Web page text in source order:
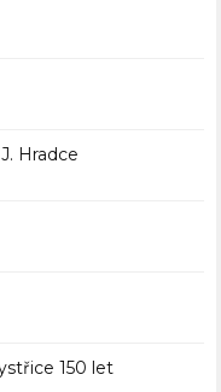
Hradce
150 let